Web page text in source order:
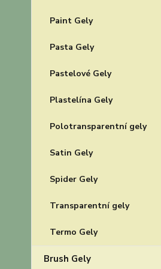
Paint Gely
Pasta Gely
Pastelové Gely
Plastelína Gely
Polotransparentní gely
Satin Gely
Spider Gely
Transparentní gely
Termo Gely
Brush Gely